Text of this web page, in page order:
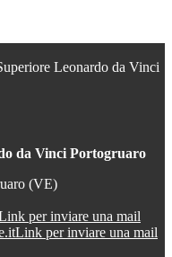
Leonardo da Vinci
da Vinci Portogruaro
(VE)
per inviare una mail
Link per inviare una mail